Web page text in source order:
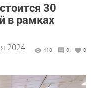
30
в рамках
2024
418 0 0